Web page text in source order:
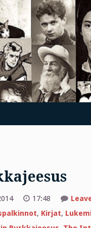
17:48
, Kirjat,